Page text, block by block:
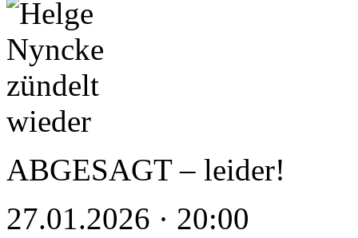
ABGESAGT – leider!
27.01.2026 · 20:00